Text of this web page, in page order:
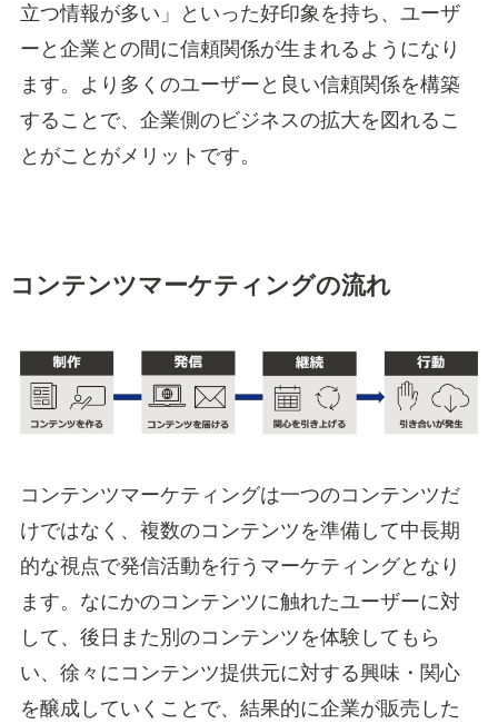
立つ情報が多い」といった好印象を持ち、ユーザ
ーと企業との間に信頼関係が生まれるようになり
ます。より多くのユーザーと良い信頼関係を構築
することで、企業側のビジネスの拡大を図れるこ
とがことがメリットです。
コンテンツマーケティングの流れ
コンテンツマーケティングは一つのコンテンツだ
けではなく、複数のコンテンツを準備して中長期
的な視点で発信活動を行うマーケティングとなり
ます。なにかのコンテンツに触れたユーザーに対
して、後日また別のコンテンツを体験してもら
い、徐々にコンテンツ提供元に対する興味・関心
を醸成していくことで、結果的に企業が販売した